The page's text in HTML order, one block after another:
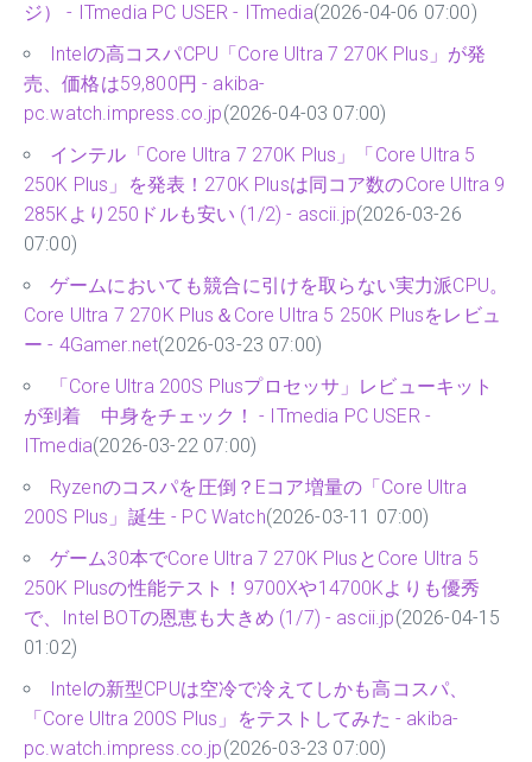
ジ） - ITmedia PC USER - ITmedia(2026-04-06 07:00)
Intelの高コスパCPU「Core Ultra 7 270K Plus」が発
売、価格は59,800円 - akiba-
pc.watch.impress.co.jp(2026-04-03 07:00)
インテル「Core Ultra 7 270K Plus」「Core Ultra 5
250K Plus」を発表！270K Plusは同コア数のCore Ultra 9
285Kより250ドルも安い (1/2) - ascii.jp(2026-03-26
07:00)
ゲームにおいても競合に引けを取らない実力派CPU。
Core Ultra 7 270K Plus＆Core Ultra 5 250K Plusをレビュ
ー - 4Gamer.net(2026-03-23 07:00)
「Core Ultra 200S Plusプロセッサ」レビューキット
が到着 中身をチェック！ - ITmedia PC USER -
ITmedia(2026-03-22 07:00)
Ryzenのコスパを圧倒？Eコア増量の「Core Ultra
200S Plus」誕生 - PC Watch(2026-03-11 07:00)
ゲーム30本でCore Ultra 7 270K PlusとCore Ultra 5
250K Plusの性能テスト！9700Xや14700Kよりも優秀
で、Intel BOTの恩恵も大きめ (1/7) - ascii.jp(2026-04-15
01:02)
Intelの新型CPUは空冷で冷えてしかも高コスパ、
「Core Ultra 200S Plus」をテストしてみた - akiba-
pc.watch.impress.co.jp(2026-03-23 07:00)